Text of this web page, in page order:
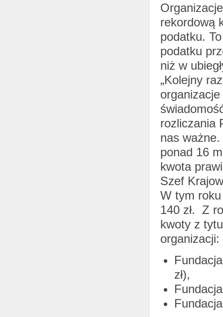
rekordową
podatku.
podatku
niż w
„Kolejny
rozliczania
nas
ponad 16
kwota
Szef
W tym roku
140 zł. Z
kwoty z
organizacji:
zł),